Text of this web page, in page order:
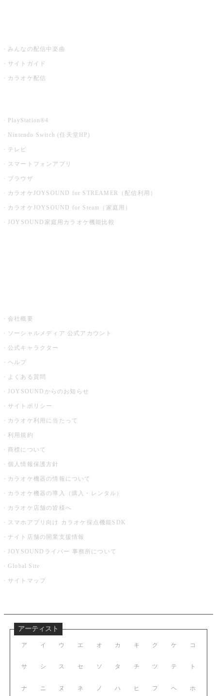
みんなの配信中楽曲
サイトガイド
カラオケ配信
PlayStation®4
Nintendo Switch (任天堂HP)
テレビ
スマートフォンアプリ
ブラウザ
カラオケJOYSOUND for STREAMER（配信利用）
カラオケJOYSOUND for Steam（家庭用）
JOYSOUND家庭用カラオケ機能比較
会社概要
ソーシャルメディア 公式アカウント
公式キャラクター
ヘルプ
よくある質問
JOYSOUNDからのお知らせ
サイトポリシー
カラオケ利用に当たって
利用規約
商標について
個人情報保護方針
カラオケ機器の情報について
カラオケ機器の導入（購入・レンタル）
カラオケ店舗の皆様へ
スマホアプリ向け カラオケ採点機能SDK
ナイト店舗の開業支援情報
JOYSOUNDライバー 事務所について
Global Site
サイトマップ
アーティスト
ア イ ウ エ オ
サ シ ス セ ソ
ナ ニ ヌ ネ ノ
カ キ ク ケ コ
タ チ ツ テ ト
ハ ヒ フ ヘ ホ